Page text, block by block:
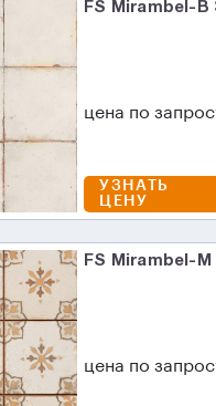
FS Mirambel-B
цена по
УЗНАТЬ
ЦЕНУ
FS Mirambel-M
цена по